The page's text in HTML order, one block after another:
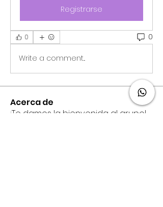
Registrarse
0 0
Write a comment...
Acerca de
¡Te damos la bienvenida al grupo!